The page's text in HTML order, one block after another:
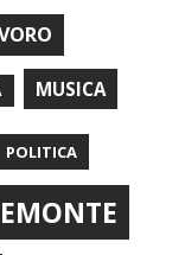
MUSICA
POLITICA